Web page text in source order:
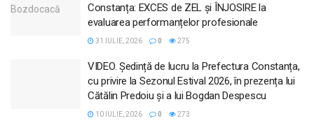
Constanța: EXCES de ZEL și ÎNJOSIRE la
evaluarea performanțelor profesionale
31 IULIE, 2026 0 275
VIDEO. Ședință de lucru la Prefectura Constanța,
cu privire la Sezonul Estival 2026, în prezența lui
Cătălin Predoiu și a lui Bogdan Despescu
10 IULIE, 2026 0 273